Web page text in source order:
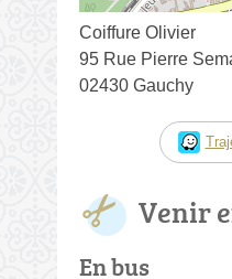
Coiffure Olivier
95 Rue Pierre
02430 Gauchy
Venir
En bus